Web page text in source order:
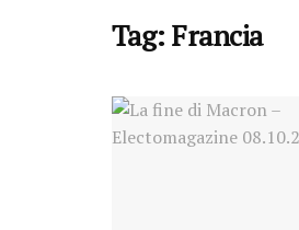
Tag: Francia